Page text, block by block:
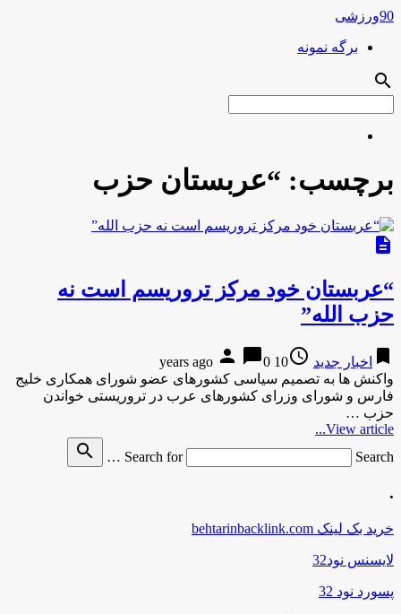
90ورزشی
برگه نمونه
search
برچسب: “عربستان حزب
description
“عربستان خود مرکز تروریسم است نه
حزب الله”
bookmark اخبار جدید access_time
10 years ago
person chat_bubble0
واکنش ها به تصمیم سیاسی کشورهای عضو شورای همکاری خلیج
فارس و شورای وزرای کشورهای عرب در تروریستی خواندن
حزب …
View article...
Search for
Search …
search
.
خرید بک لینک behtarinbacklink.com
لایسنس نود32
پسورد نود 32